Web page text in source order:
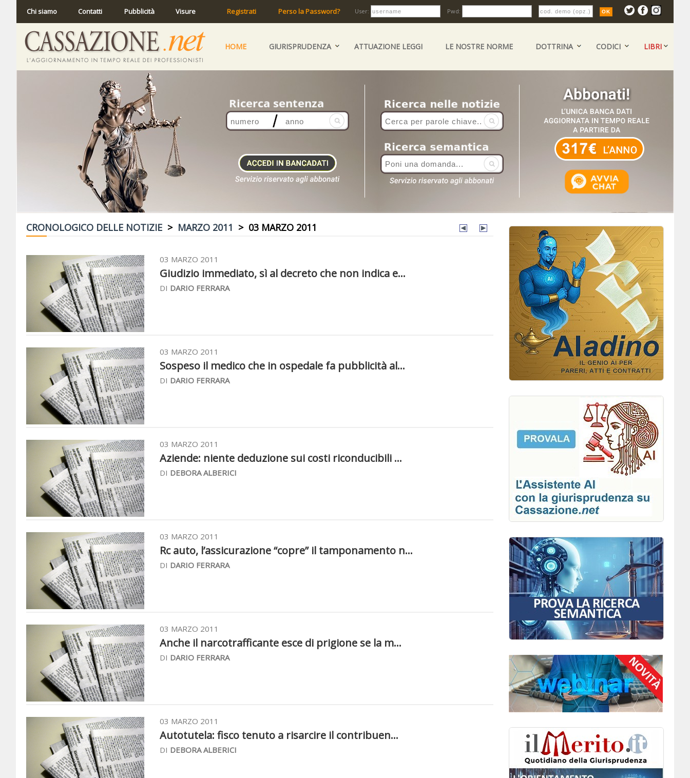
Chi siamo Contatti Pubblicità Visure Registrati Perso la Password? User: Pwd:
HOME GIURISPRUDENZA ATTUAZIONE LEGGI LE NOSTRE NORME DOTTRINA CODICI LIBRI
CRONOLOGICO DELLE NOTIZIE > MARZO 2011 > 03 MARZO 2011
03 MARZO 2011
Giudizio immediato, sì al decreto che non indica e...
DI DARIO FERRARA
03 MARZO 2011
Sospeso il medico che in ospedale fa pubblicità al...
DI DARIO FERRARA
03 MARZO 2011
Aziende: niente deduzione sui costi riconducibili ...
DI DEBORA ALBERICI
03 MARZO 2011
Rc auto, l’assicurazione “copre” il tamponamento n...
DI DARIO FERRARA
03 MARZO 2011
Anche il narcotrafficante esce di prigione se la m...
DI DARIO FERRARA
03 MARZO 2011
Autotutela: fisco tenuto a risarcire il contribuen...
DI DEBORA ALBERICI